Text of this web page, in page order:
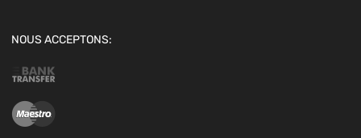
NOUS ACCEPTONS: